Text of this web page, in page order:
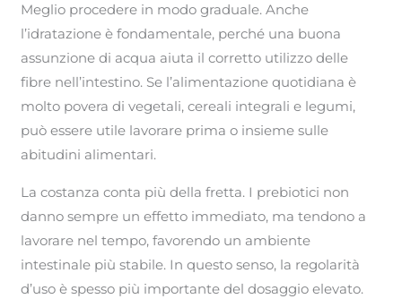
Meglio procedere in modo graduale. Anche
l’idratazione è fondamentale, perché una buona
assunzione di acqua aiuta il corretto utilizzo delle
fibre nell’intestino. Se l’alimentazione quotidiana è
molto povera di vegetali, cereali integrali e legumi,
può essere utile lavorare prima o insieme sulle
abitudini alimentari.
La costanza conta più della fretta. I prebiotici non
danno sempre un effetto immediato, ma tendono a
lavorare nel tempo, favorendo un ambiente
intestinale più stabile. In questo senso, la regolarità
d’uso è spesso più importante del dosaggio elevato.